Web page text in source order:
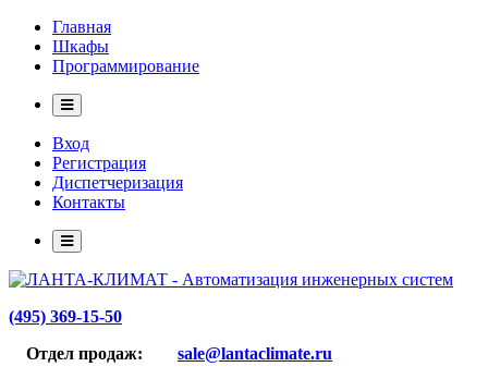
Главная
Шкафы
Программирование
Вход
Регистрация
Диспетчеризация
Контакты
(495) 369-15-50
Отдел продаж: sale@lantaclimate.ru